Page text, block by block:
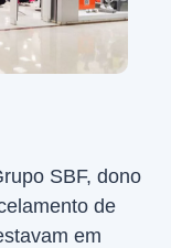
SBF, dono
de
em